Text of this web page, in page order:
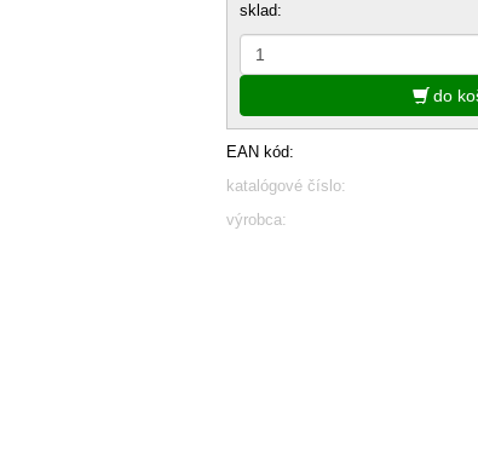
sklad:
do
EAN kód:
katalógové číslo:
výrobca: